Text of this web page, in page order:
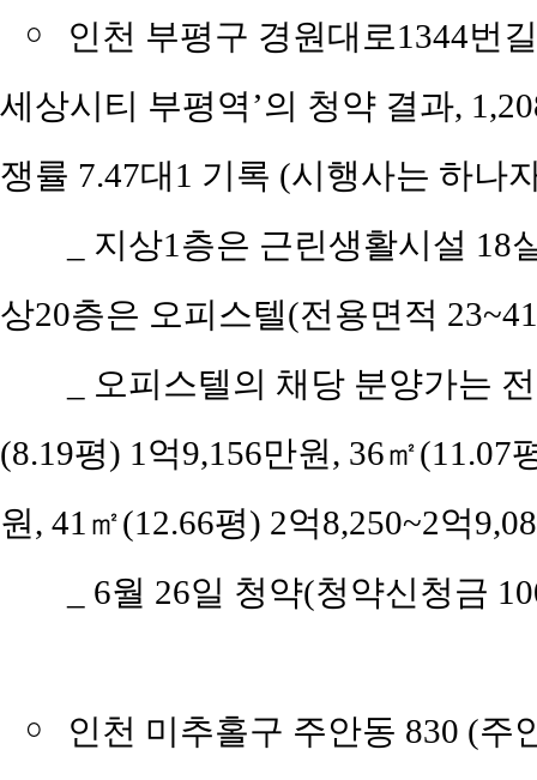
￮
인천 부평구 경원대로1344번
세상시티 부평역’의 청약 결과,
쟁률 7.47대1 기록 (시행사는 하나
지상1층은 근린생활시설 18
상20층은 오피스텔(전용면적
오피스텔의 채당 분양가는
(8.19평) 1억9,156만원, 36㎡(11.07
원, 41㎡(12.66평) 2억8,250~2억
6월 26일 청약(청약신청금
￮
인천 미추홀구 주안동 830 (주